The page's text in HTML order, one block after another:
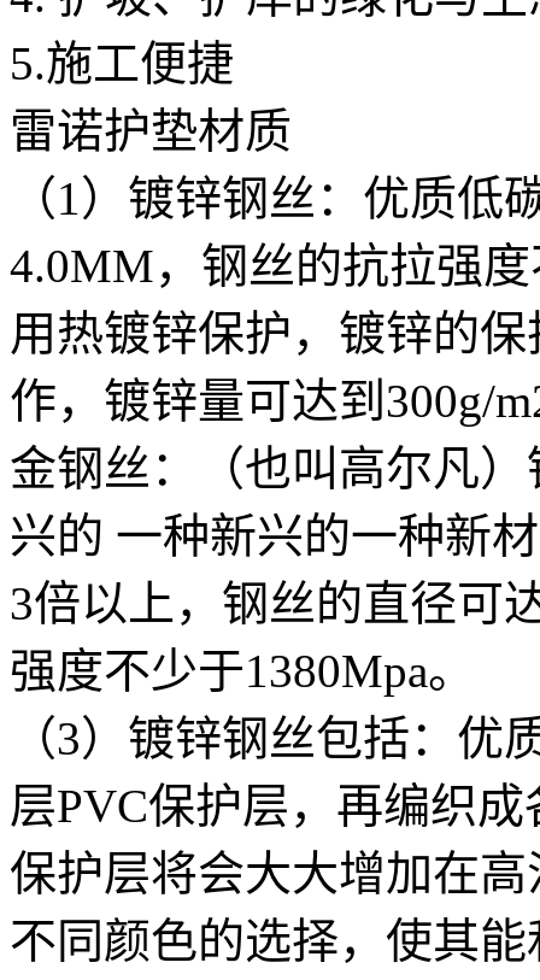
5.施工便捷
雷诺护垫材质
（1）镀锌钢丝：优质
4.0MM，钢丝的抗拉强
用热镀锌保护，镀锌的
作，镀锌量可达到300g/
金钢丝：（也叫高尔凡
兴的 一种新兴的一种新
3倍以上，钢丝的直径可
强度不少于1380Mpa。
（3）镀锌钢丝包括：
层PVC保护层，再编织
保护层将会大大增加在
不同颜色的选择，使其